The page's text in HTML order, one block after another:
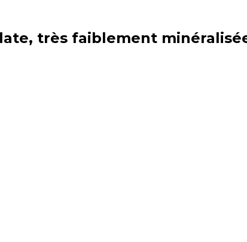
très faiblement